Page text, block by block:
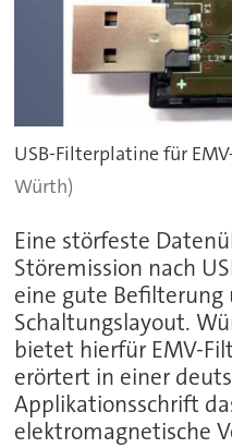
USB-Filterplatine für
Würth)
Eine störfeste
Störemission nach
eine gute Befilterung
Schaltungslayout.
bietet hierfür EMV-
erörtert in einer
Applikationsschrift
elektromagnetische